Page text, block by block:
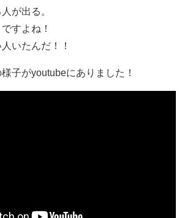
が出る。
すよね！
いたんだ！！
子がyoutubeにありました！